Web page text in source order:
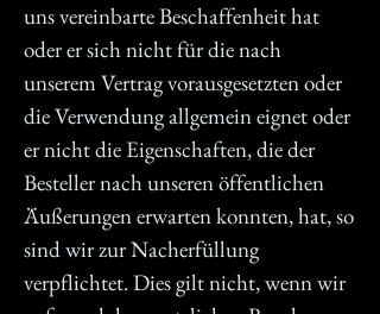
uns vereinbarte Beschaffenheit hat
oder er sich nicht für die nach
unserem Vertrag vorausgesetzten oder
die Verwendung allgemein eignet oder
er nicht die Eigenschaften, die der
Besteller nach unseren öffentlichen
Äußerungen erwarten konnten, hat, so
sind wir zur Nacherfüllung
verpflichtet. Dies gilt nicht, wenn wir